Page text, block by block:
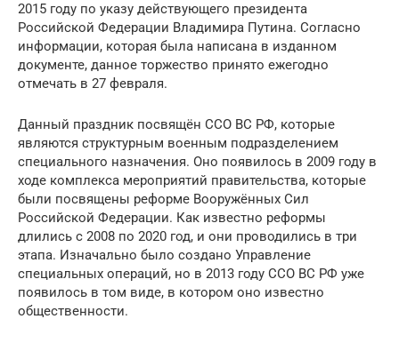
2015 году по указу действующего президента
Российской Федерации Владимира Путина. Согласно
информации, которая была написана в изданном
документе, данное торжество принято ежегодно
отмечать в 27 февраля.
Данный праздник посвящён ССО ВС РФ, которые
являются структурным военным подразделением
специального назначения. Оно появилось в 2009 году в
ходе комплекса мероприятий правительства, которые
были посвящены реформе Вооружённых Сил
Российской Федерации. Как известно реформы
длились с 2008 по 2020 год, и они проводились в три
этапа. Изначально было создано Управление
специальных операций, но в 2013 году ССО ВС РФ уже
появилось в том виде, в котором оно известно
общественности.